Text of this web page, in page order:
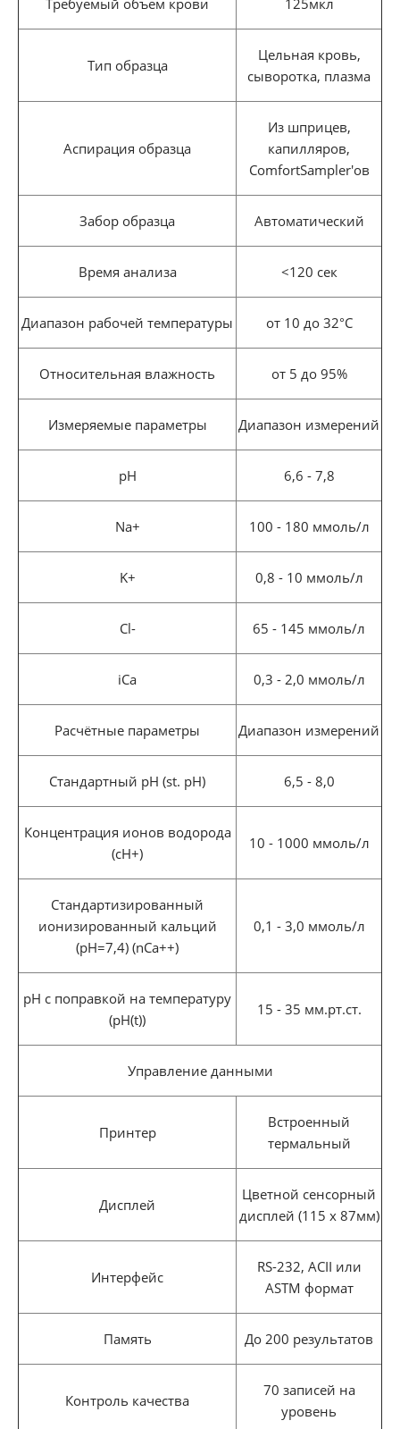
Тип образца
Цельная кровь,
сыворотка, плазма
Аспирация образца
Из шприцев,
капилляров,
ComfortSampler'ов
Забор образца Автоматический
Время анализа <120 сек
Диапазон рабочей температуры от 10 до 32°С
Относительная влажность от 5 до 95%
Измеряемые параметры Диапазон измерений
pH 6,6 - 7,8
Na+ 100 - 180 ммоль/л
K+ 0,8 - 10 ммоль/л
Cl- 65 - 145 ммоль/л
iCa 0,3 - 2,0 ммоль/л
Расчётные параметры Диапазон измерений
Стандартный рН (st. pH) 6,5 - 8,0
Концентрация ионов водорода
(cH+)
10 - 1000 ммоль/л
Стандартизированный
ионизированный кальций
(pH=7,4) (nCa++)
0,1 - 3,0 ммоль/л
pH с поправкой на температуру
(pH(t))
15 - 35 мм.рт.ст.
Управление данными
Принтер
Встроенный
термальный
Дисплей
Цветной сенсорный
дисплей (115 х 87мм)
Интерфейс
RS-232, ACII или
ASTM формат
Память До 200 результатов
Контроль качества
70 записей на
уровень